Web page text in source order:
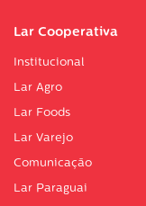
Lar Cooperativa
Institucional
Lar Agro
Lar Foods
Lar Varejo
Comunicação
Lar Paraguai